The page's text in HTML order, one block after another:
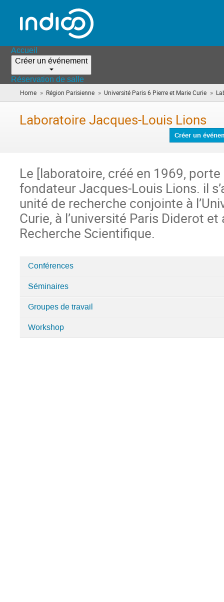
Accueil
Créer un événement
Réservation de salle
Home » Région Parisienne » Université Paris 6 Pierre et Marie Curie »
Laboratoire Jacques-Louis Lions
Créer un
Le [laboratoire, créé en 1969,
fondateur Jacques-Louis Lions. il
unité de recherche conjointe à
Curie, à l’université Paris Diderot
Recherche Scientifique.
dans
Laboratoire
Jacques-
Louis
Lions
Conférences
Séminaires
Groupes de travail
Workshop